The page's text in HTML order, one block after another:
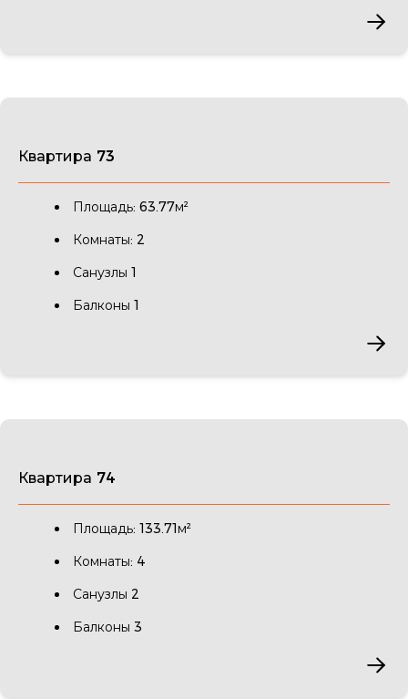
Квартира 73
Площадь: 63.77м²
Комнаты: 2
Санузлы 1
Балконы 1
Квартира 74
Площадь: 133.71м²
Комнаты: 4
Санузлы 2
Балконы 3